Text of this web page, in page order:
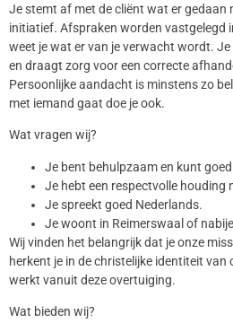
Je stemt af met de cliënt wat er gedaan
initiatief. Afspraken worden vastgelegd
weet je wat er van je verwacht wordt.
en draagt zorg voor een correcte
Persoonlijke aandacht is minstens zo
met iemand gaat doe je ook.
Wat vragen wij?
Je bent behulpzaam en kunt
Je hebt een respectvolle houding
Je spreekt goed Nederlands.
Je woont in Reimerswaal of
Wij vinden het belangrijk dat je onze
herkent je in de christelijke identiteit van
werkt vanuit deze overtuiging.
Wat bieden wij?